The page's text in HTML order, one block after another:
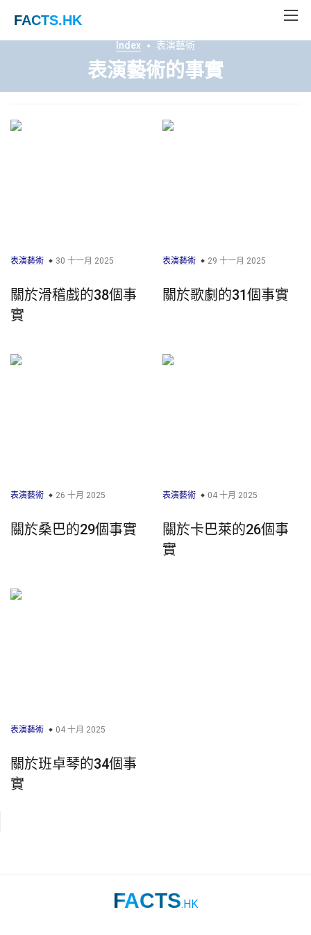
FACTS.HK
Index 表演藝術
表演藝術的事實
表演藝術 30 十一月 2025
關於滑稽戲的38個事
實
表演藝術 29 十一月 2025
關於歌劇的31個事實
表演藝術 26 十月 2025
關於桑巴的29個事實
表演藝術 04 十月 2025
關於卡巴萊的26個事
實
表演藝術 04 十月 2025
關於班卓琴的34個事
實
FACTS.HK